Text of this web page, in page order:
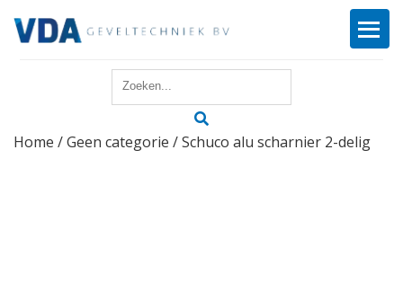
Reparatie
Home /Geen categorie / Schuco alu scharnier 2-delig